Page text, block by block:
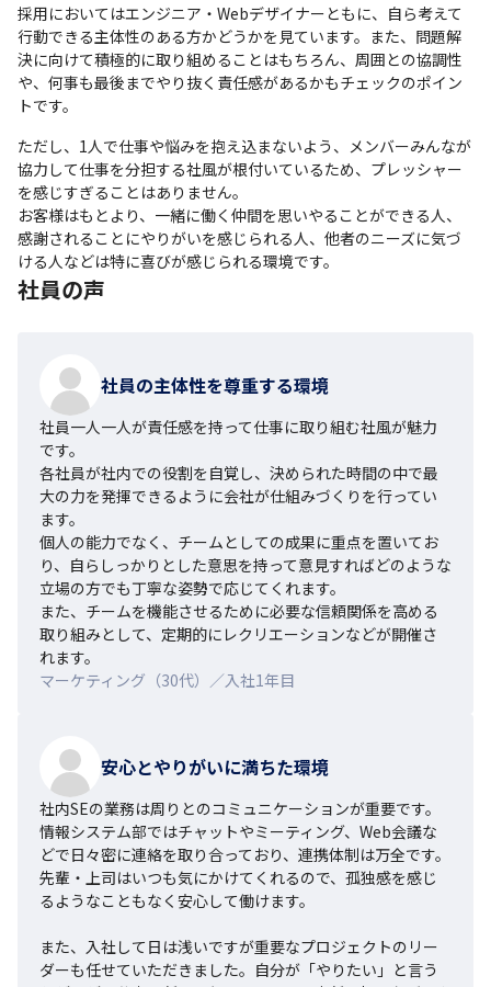
採用においてはエンジニア・Webデザイナーともに、自ら考えて
行動できる主体性のある方かどうかを見ています。また、問題解
決に向けて積極的に取り組めることはもちろん、周囲との協調性
や、何事も最後までやり抜く責任感があるかもチェックのポイン
トです。
ただし、1人で仕事や悩みを抱え込まないよう、メンバーみんなが
協力して仕事を分担する社風が根付いているため、プレッシャー
を感じすぎることはありません。
お客様はもとより、一緒に働く仲間を思いやることができる人、
感謝されることにやりがいを感じられる人、他者のニーズに気づ
ける人などは特に喜びが感じられる環境です。
社員の声
社員の主体性を尊重する環境
社員一人一人が責任感を持って仕事に取り組む社風が魅力
です。
各社員が社内での役割を自覚し、決められた時間の中で最
大の力を発揮できるように会社が仕組みづくりを行ってい
ます。
個人の能力でなく、チームとしての成果に重点を置いてお
り、自らしっかりとした意思を持って意見すればどのような
立場の方でも丁寧な姿勢で応じてくれます。
また、チームを機能させるために必要な信頼関係を高める
取り組みとして、定期的にレクリエーションなどが開催さ
れます。
マーケティング（30代）／入社1年目
安心とやりがいに満ちた環境
社内SEの業務は周りとのコミュニケーションが重要です。
情報システム部ではチャットやミーティング、Web会議な
どで日々密に連絡を取り合っており、連携体制は万全です。
先輩・上司はいつも気にかけてくれるので、孤独感を感じ
るようなこともなく安心して働けます。
また、入社して日は浅いですが重要なプロジェクトのリー
ダーも任せていただきました。自分が「やりたい」と言う